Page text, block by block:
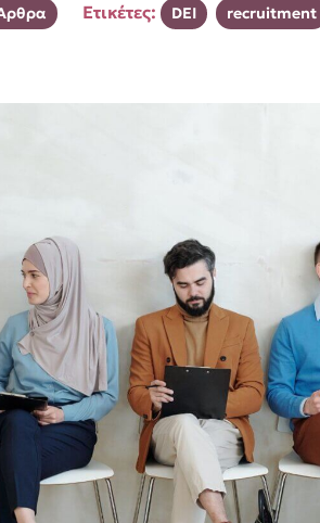
Ετικέτες: DEI recruitment